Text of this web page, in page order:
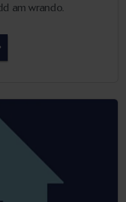
am wrando.
Pennod 12 - Living